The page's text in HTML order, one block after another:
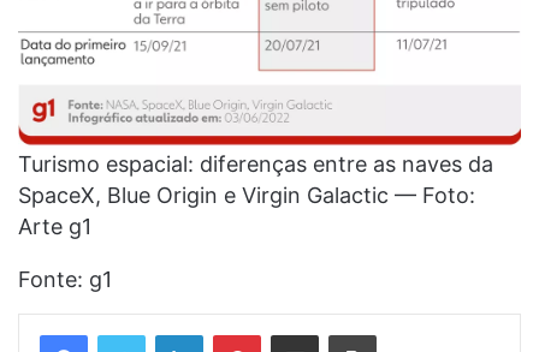
Turismo espacial: diferenças entre as naves da
SpaceX, Blue Origin e Virgin Galactic — Foto:
Arte g1
Fonte: g1
LinkedinPinterestCompartilhar via e-mail Imprimir